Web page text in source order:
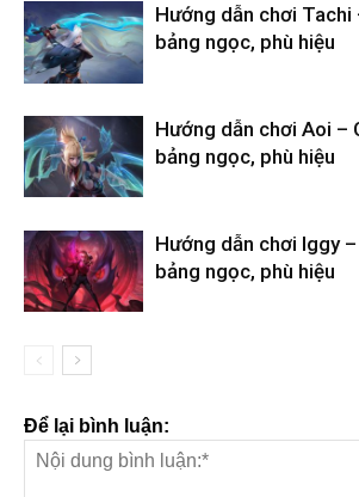
Hướng dẫn chơi Tachi
bảng ngọc, phù hiệu
Hướng dẫn chơi Aoi –
bảng ngọc, phù hiệu
Hướng dẫn chơi Iggy
bảng ngọc, phù hiệu
Để lại bình luận: